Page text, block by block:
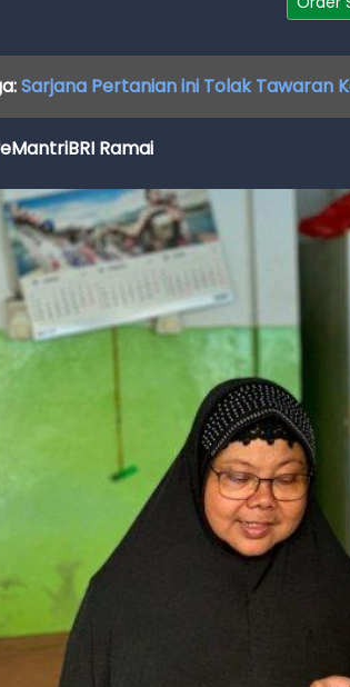
Sarjana Pertanian ini Tolak Tawaran
Ramai